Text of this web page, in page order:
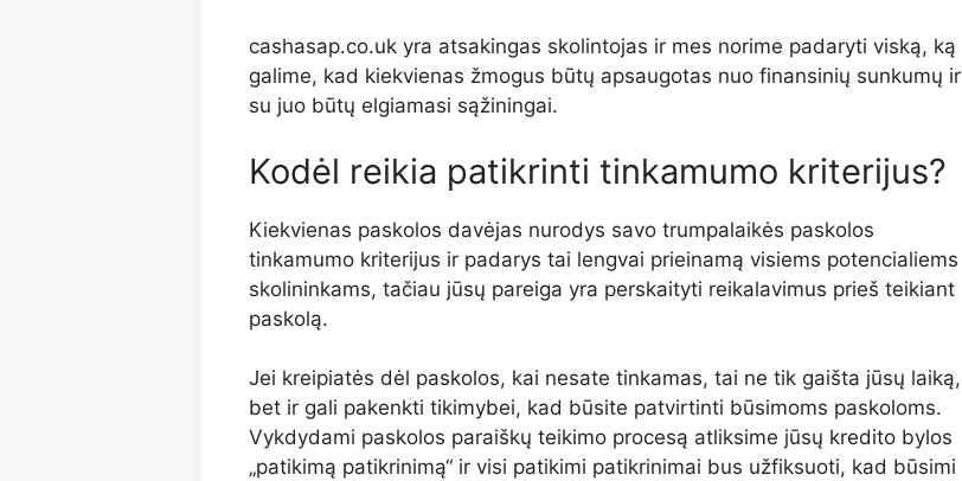
cashasap.co.uk yra atsakingas skolintojas ir mes norime padaryti viską, ką
galime, kad kiekvienas žmogus būtų apsaugotas nuo finansinių sunkumų ir
su juo būtų elgiamasi sąžiningai.
Kodėl reikia patikrinti tinkamumo kriterijus?
Kiekvienas paskolos davėjas nurodys savo trumpalaikės paskolos
tinkamumo kriterijus ir padarys tai lengvai prieinamą visiems potencialiems
skolininkams, tačiau jūsų pareiga yra perskaityti reikalavimus prieš teikiant
paskolą.
Jei kreipiatės dėl paskolos, kai nesate tinkamas, tai ne tik gaišta jūsų laiką,
bet ir gali pakenkti tikimybei, kad būsite patvirtinti būsimoms paskoloms.
Vykdydami paskolos paraiškų teikimo procesą atliksime jūsų kredito bylos
„patikimą patikrinimą“ ir visi patikimi patikrinimai bus užfiksuoti, kad būsimi